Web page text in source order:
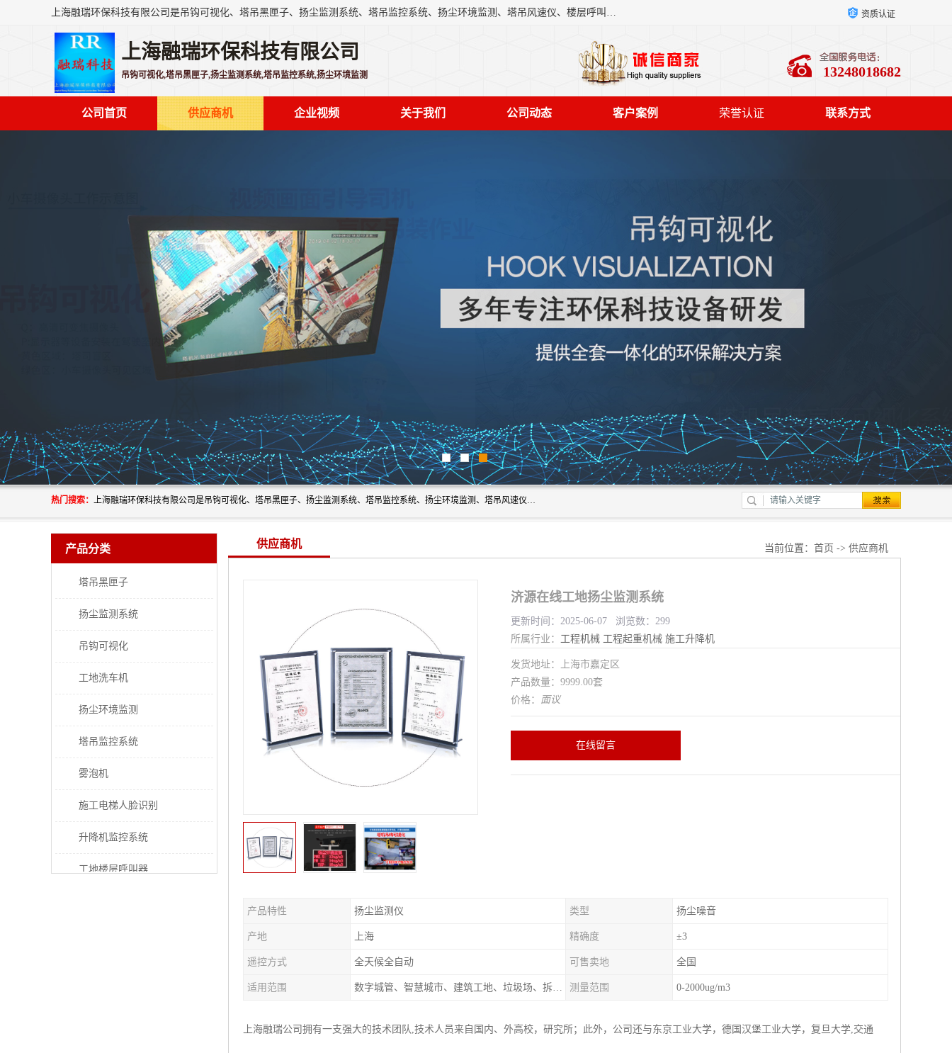
上海融瑞环保科技有限公司是吊钩可视化、塔吊黑匣子、扬尘监测系统、塔吊监控系统、扬尘环境监测、塔吊风速仪、楼层呼叫器、主令控制器、人脸识别、风速仪等一系列环保设备的研发生产销售为一体的专业化公司。 资质认证
上海融瑞环保科技有限公司
吊钩可视化,塔吊黑匣子,扬尘监测系统,塔吊监控系统,扬尘环境监测 13248018682
公司首页 供应商机 企业视频 关于我们 公司动态 客户案例 荣誉认证 联系方式
热门搜索： 上海融瑞环保科技有限公司是吊钩可视化、塔吊黑匣子、扬尘监测系统、塔吊监控系统、扬尘环境监测、塔吊风速仪、楼层呼叫器、主令控制器、人脸识别、风速仪等一系列环保设备的研发生产销售为一体的专业化公司。
产品分类
塔吊黑匣子
扬尘监测系统
吊钩可视化
工地洗车机
扬尘环境监测
塔吊监控系统
雾泡机
施工电梯人脸识别
升降机监控系统
工地楼层呼叫器
供应商机 当前位置： 首页 -> 供应商机
济源在线工地扬尘监测系统
更新时间：2025-06-07 浏览数：299
所属行业： 工程机械 工程起重机械 施工升降机
发货地址：上海市嘉定区
产品数量：9999.00套
价格： 面议
在线留言
产品特性 扬尘监测仪 类型 扬尘噪音
产地 上海 精确度 ±3
遥控方式 全天候全自动 可售卖地 全国
适用范围 数字城管、智慧城市、建筑工地、垃圾场、拆迁工地、码头、产业园、社区、道路 测量范围 0-2000ug/m3
上海融瑞公司拥有一支强大的技术团队,技术人员来自国内、外高校，研究所；此外，公司还与东京工业大学，德国汉堡工业大学，复旦大学,交通